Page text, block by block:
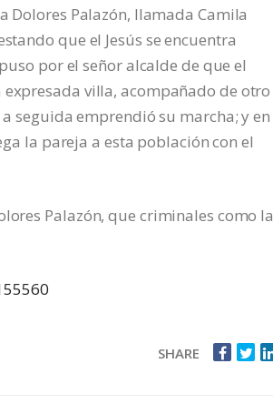
Dolores Palazón, llamada Camila
que el Jesús se encuentra
por el señor alcalde de que el
villa, acompañado de otro
seguida emprendió su marcha; y en
la pareja a esta población con el
Palazón, que criminales como la
SHARE